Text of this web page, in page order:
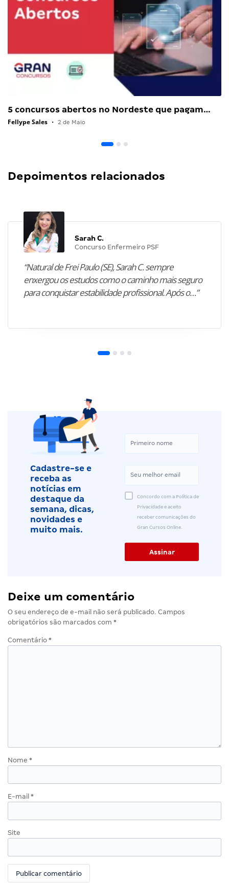
5 concursos abertos no Nordeste que pagam…
Fellype Sales • 2 de Maio
Depoimentos relacionados
Sarah C.
Concurso Enfermeiro PSF
“Natural de Frei Paulo (SE), Sarah C. sempre
enxergou os estudos como o caminho mais seguro
para conquistar estabilidade profissional. Após o…”
Cadastre-se e
receba as
notícias em
destaque da
semana, dicas,
novidades e
muito mais.
Concordo com a Política de
Privacidade e aceito
receber comunicações do
Gran Cursos Online.
Deixe um comentário
O seu endereço de e-mail não será publicado. Campos
obrigatórios são marcados com *
Comentário *
Nome *
E-mail *
Site